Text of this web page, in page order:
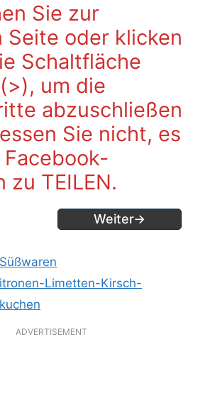
Sie zur
Seite oder klicken
Schaltfläche
um die
abzuschließen
Sie nicht, es
zu TEILEN.
Weiter→
Limetten-Kirsch-
ADVERTISEMENT